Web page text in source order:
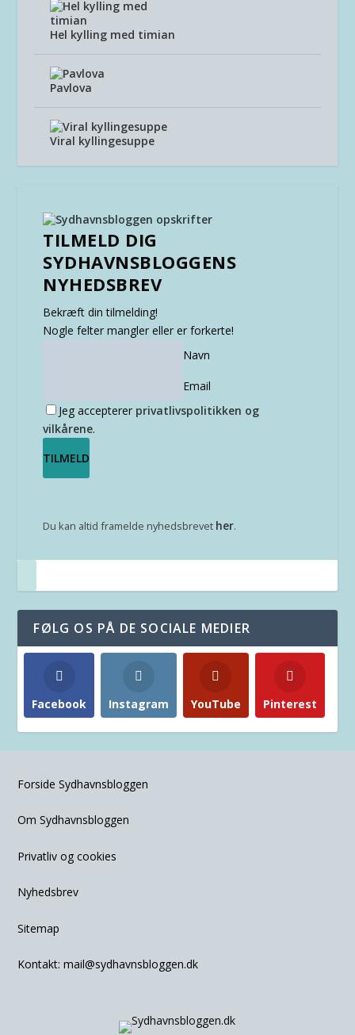
Hel kylling med timian
Pavlova
Viral kyllingesuppe
TILMELD DIG
SYDHAVNSBLOGGENS
NYHEDSBREV
Bekræft din tilmelding!
Nogle felter mangler eller er forkerte!
Navn
Email
Jeg accepterer privatlivspolitikken og
vilkårene.
Du kan altid framelde nyhedsbrevet her.
FØLG OS PÅ DE SOCIALE MEDIER
Facebook Instagram YouTube Pinterest
Forside Sydhavnsbloggen
Om Sydhavnsbloggen
Privatliv og cookies
Nyhedsbrev
Sitemap
Kontakt:mail@sydhavnsbloggen.dk